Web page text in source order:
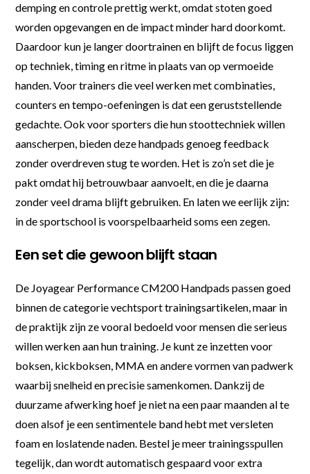
demping en controle prettig werkt, omdat stoten goed
worden opgevangen en de impact minder hard doorkomt.
Daardoor kun je langer doortrainen en blijft de focus liggen
op techniek, timing en ritme in plaats van op vermoeide
handen. Voor trainers die veel werken met combinaties,
counters en tempo-oefeningen is dat een geruststellende
gedachte. Ook voor sporters die hun stoottechniek willen
aanscherpen, bieden deze handpads genoeg feedback
zonder overdreven stug te worden. Het is zo’n set die je
pakt omdat hij betrouwbaar aanvoelt, en die je daarna
zonder veel drama blijft gebruiken. En laten we eerlijk zijn:
in de sportschool is voorspelbaarheid soms een zegen.
Een set die gewoon blijft staan
De Joyagear Performance CM200 Handpads passen goed
binnen de categorie vechtsport trainingsartikelen, maar in
de praktijk zijn ze vooral bedoeld voor mensen die serieus
willen werken aan hun training. Je kunt ze inzetten voor
boksen, kickboksen, MMA en andere vormen van padwerk
waarbij snelheid en precisie samenkomen. Dankzij de
duurzame afwerking hoef je niet na een paar maanden al te
doen alsof je een sentimentele band hebt met versleten
foam en loslatende naden. Bestel je meer trainingsspullen
tegelijk, dan wordt automatisch gespaard voor extra